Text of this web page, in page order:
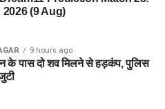
(9 Aug)
9 hours ago
के पास दो शव मिलने से हड़कंप, पुलिस